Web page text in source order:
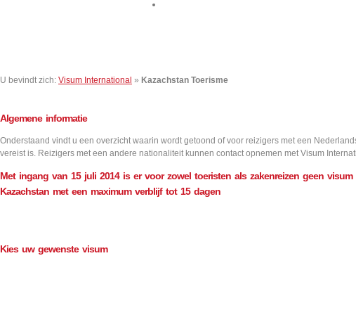
U bevindt zich: Visum International » Kazachstan Toerisme
Algemene informatie
Onderstaand vindt u een overzicht waarin wordt getoond of voor reizigers met een
vereist is. Reizigers met een andere nationaliteit kunnen contact opnemen met Visum
Met ingang van 15 juli 2014 is er voor zowel toeristen als zakenreizen geen visum
Kazachstan met een maximum verblijf tot 15 dagen
Kies uw gewenste visum